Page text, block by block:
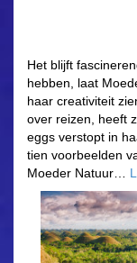
Het blijft
hebben, laat
haar creativiteit
over reizen, heeft
eggs verstopt in
tien voorbeelden
Moeder Natuur…